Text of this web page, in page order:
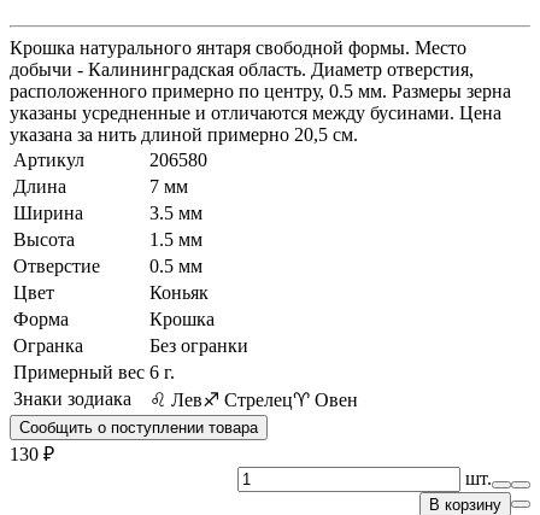
Крошка натурального янтаря свободной формы. Место
добычи - Калининградская область. Диаметр отверстия,
расположенного примерно по центру, 0.5 мм. Размеры зерна
указаны усредненные и отличаются между бусинами. Цена
указана за нить длиной примерно 20,5 см.
Артикул
206580
Длина
7 мм
Ширина
3.5 мм
Высота
1.5 мм
Отверстие
0.5 мм
Цвет
Коньяк
Форма
Крошка
Огранка
Без огранки
Примерный вес 6 г.
Знаки зодиака
♌ Лев♐ Стрелец♈ Овен
Сообщить о поступлении товара
130 ₽
шт.
В корзину